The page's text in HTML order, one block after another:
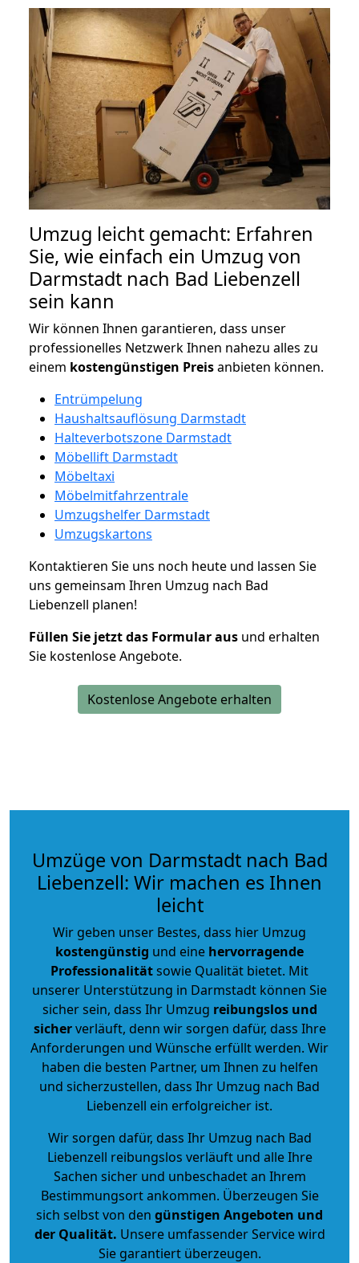
Umzug leicht gemacht: Erfahren
Sie, wie einfach ein Umzug von
Darmstadt nach Bad Liebenzell
sein kann
Wir können Ihnen garantieren, dass unser
professionelles Netzwerk Ihnen nahezu alles zu
einem kostengünstigen Preisanbieten können.
Entrümpelung
Haushaltsauflösung Darmstadt
Halteverbotszone Darmstadt
Möbellift Darmstadt
Möbeltaxi
Möbelmitfahrzentrale
Umzugshelfer Darmstadt
Umzugskartons
Kontaktieren Sie uns noch heute und lassen Sie
uns gemeinsam Ihren Umzug nach Bad
Liebenzell planen!
Füllen Sie jetzt das Formular aus und erhalten
Sie kostenlose Angebote.
Kostenlose Angebote erhalten
Umzüge von Darmstadt nach Bad
Liebenzell: Wir machen es Ihnen
leicht
Wir geben unser Bestes, dass hier Umzug
kostengünstig und eine hervorragende
Professionalitätsowie Qualität bietet. Mit
unserer Unterstützung in Darmstadt können Sie
sicher sein, dass Ihr Umzug reibungslos und
sicherverläuft, denn wir sorgen dafür, dass Ihre
Anforderungen und Wünsche erfüllt werden. Wir
haben die besten Partner, um Ihnen zu helfen
und sicherzustellen, dass Ihr Umzug nach Bad
Liebenzell ein erfolgreicher ist.
Wir sorgen dafür, dass Ihr Umzug nach Bad
Liebenzell reibungslos verläuft und alle Ihre
Sachen sicher und unbeschadet an Ihrem
Bestimmungsort ankommen. Überzeugen Sie
sich selbst von den günstigen Angeboten und
der Qualität. Unsere umfassender Service wird
Sie garantiert überzeugen.